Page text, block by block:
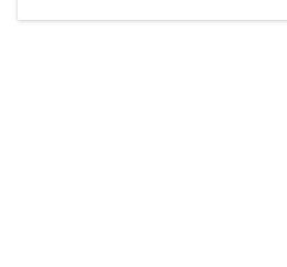
Der Weinbau dominert heute nicht